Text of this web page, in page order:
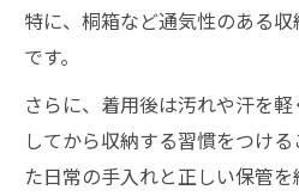
特に、桐箱など通気性のある
です。
さらに、着用後は汚れや汗を
してから収納する習慣をつけ
た日常の手入れと正しい保管